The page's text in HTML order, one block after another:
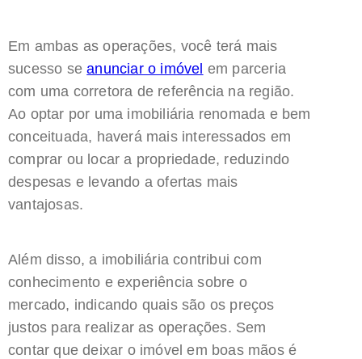
Em ambas as operações, você terá mais
sucesso seanunciar o imóvel em parceria
com uma corretora de referência na região.
Ao optar por uma imobiliária renomada e bem
conceituada, haverá mais interessados em
comprar ou locar a propriedade, reduzindo
despesas e levando a ofertas mais
vantajosas.
Além disso, a imobiliária contribui com
conhecimento e experiência sobre o
mercado, indicando quais são os preços
justos para realizar as operações. Sem
contar que deixar o imóvel em boas mãos é